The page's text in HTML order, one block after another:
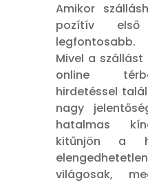
Amikor
pozítív
legfontosabb.
Mivel a szállást
online
hirdetéssel
nagy
hatalmas
kitűnjön a
világosak,